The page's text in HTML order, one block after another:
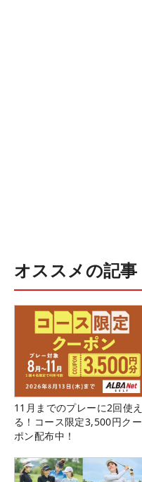
オススメの記事
11月までのプレーに2回使え
る！コース限定3,500円クー
ポン配布中！